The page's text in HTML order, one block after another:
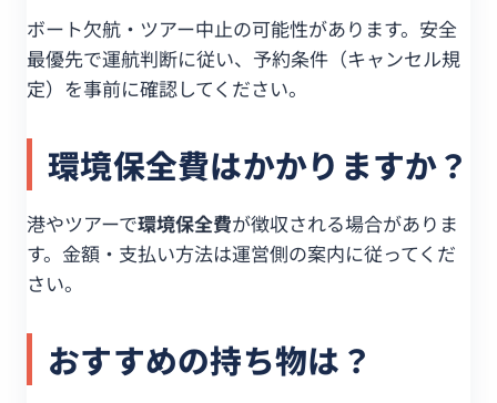
ボート欠航・ツアー中止の可能性があります。安全
最優先で運航判断に従い、予約条件（キャンセル規
定）を事前に確認してください。
環境保全費はかかりますか？
港やツアーで環境保全費が徴収される場合がありま
す。金額・支払い方法は運営側の案内に従ってくだ
さい。
おすすめの持ち物は？